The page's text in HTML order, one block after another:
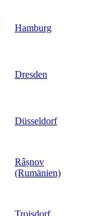
Hamburg
Dresden
Düsseldorf
Râșnov
(Rumänien)
Troisdorf